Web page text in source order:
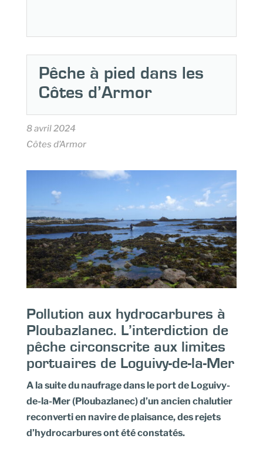
Pêche à pied dans les
Côtes d’Armor
8 avril 2024
Côtes d’Armor
Pollution aux hydrocarbures à
Ploubazlanec. L’interdiction de
pêche circonscrite aux limites
portuaires de Loguivy-de-la-Mer
A la suite du naufrage dans le port de Loguivy-
de-la-Mer (Ploubazlanec) d’un ancien chalutier
reconverti en navire de plaisance, des rejets
d’hydrocarbures ont été constatés.